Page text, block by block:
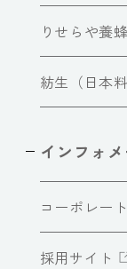
りせらや養
紡生（日本料
インフォ
コーポレート
採用サイト